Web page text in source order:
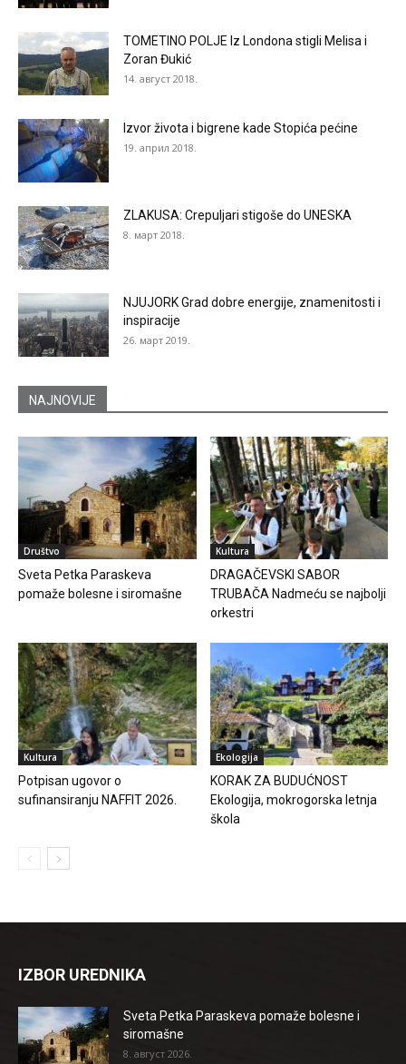
TOMETINO POLJE Iz Londona stigli Melisa i
Zoran Đukić
14. август 2018.
Izvor života i bigrene kade Stopića pećine
19. април 2018.
ZLAKUSA: Crepuljari stigoše do UNESKA
8. март 2018.
NJUJORK Grad dobre energije, znamenitosti i
inspiracije
26. март 2019.
NAJNOVIJE
Društvo
Sveta Petka Paraskeva
pomaže bolesne i siromašne
Kultura
DRAGAČEVSKI SABOR
TRUBAČA Nadmeću se najbolji
orkestri
Kultura
Potpisan ugovor o
sufinansiranju NAFFIT 2026.
Ekologija
KORAK ZA BUDUĆNOST
Ekologija, mokrogorska letnja
škola
IZBOR UREDNIKA
Sveta Petka Paraskeva pomaže bolesne i
siromašne
8. август 2026.